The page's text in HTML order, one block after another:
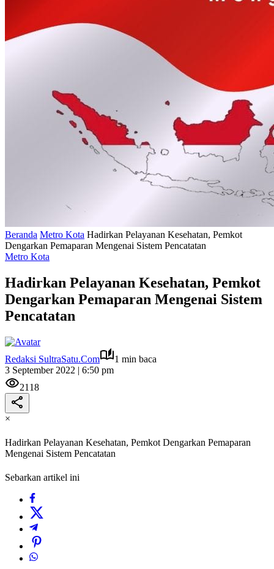
Beranda Metro Kota Hadirkan Pelayanan Kesehatan, Pemkot
Dengarkan Pemaparan Mengenai Sistem Pencatatan
Metro Kota
Hadirkan Pelayanan Kesehatan, Pemkot
Dengarkan Pemaparan Mengenai Sistem
Pencatatan
Redaksi SultraSatu.Com
1 min baca
3 September 2022 | 6:50 pm
2118
×
Hadirkan Pelayanan Kesehatan, Pemkot Dengarkan Pemaparan
Mengenai Sistem Pencatatan
Sebarkan artikel ini